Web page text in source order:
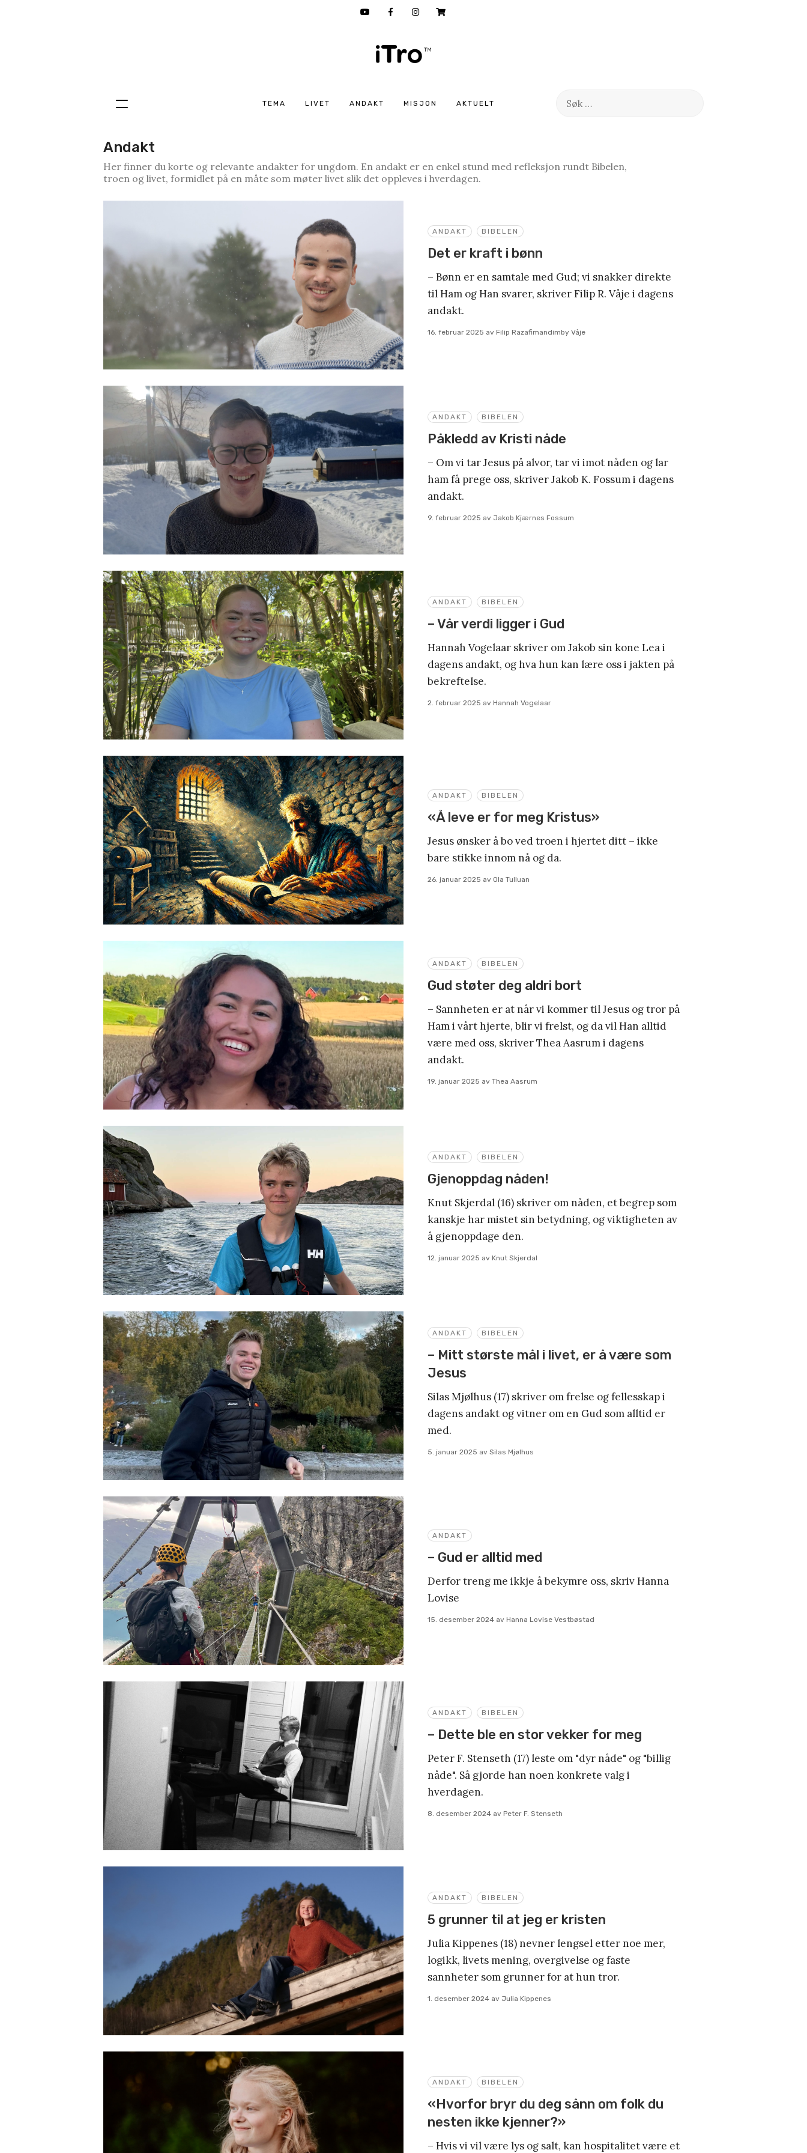
TEMA LIVET ANDAKT MISJON AKTUELT
Søk
Hopp
innhold
Andakt
Her finner du korte og relevante andakter for ungdom. En andakt er en enkel stund med refleksjon rundt Bibelen,
troen og livet, formidlet på en måte som møter livet slik det oppleves i hverdagen.
ANDAKT BIBELEN
Det er kraft i bønn
– Bønn er en samtale med Gud; vi snakker direkte
til Ham og Han svarer, skriver Filip R. Våje i dagens
andakt.
16. februar 2025 av Filip Razafimandimby Våje
ANDAKT BIBELEN
Påkledd av Kristi nåde
– Om vi tar Jesus på alvor, tar vi imot nåden og lar
ham få prege oss, skriver Jakob K. Fossum i dagens
andakt.
9. februar 2025 av Jakob Kjærnes Fossum
ANDAKT BIBELEN
– Vår verdi ligger i Gud
Hannah Vogelaar skriver om Jakob sin kone Lea i
dagens andakt, og hva hun kan lære oss i jakten på
bekreftelse.
2. februar 2025 av Hannah Vogelaar
ANDAKT BIBELEN
«Å leve er for meg Kristus»
Jesus ønsker å bo ved troen i hjertet ditt – ikke
bare stikke innom nå og da.
26. januar 2025 av Ola Tulluan
ANDAKT BIBELEN
Gud støter deg aldri bort
– Sannheten er at når vi kommer til Jesus og tror på
Ham i vårt hjerte, blir vi frelst, og da vil Han alltid
være med oss, skriver Thea Aasrum i dagens
andakt.
19. januar 2025 av Thea Aasrum
ANDAKT BIBELEN
Gjenoppdag nåden!
Knut Skjerdal (16) skriver om nåden, et begrep som
kanskje har mistet sin betydning, og viktigheten av
å gjenoppdage den.
12. januar 2025 av Knut Skjerdal
ANDAKT BIBELEN
– Mitt største mål i livet, er å være som
Jesus
Silas Mjølhus (17) skriver om frelse og fellesskap i
dagens andakt og vitner om en Gud som alltid er
med.
5. januar 2025 av Silas Mjølhus
ANDAKT
– Gud er alltid med
Derfor treng me ikkje å bekymre oss, skriv Hanna
Lovise
15. desember 2024 av Hanna Lovise Vestbøstad
ANDAKT BIBELEN
– Dette ble en stor vekker for meg
Peter F. Stenseth (17) leste om "dyr nåde" og "billig
nåde". Så gjorde han noen konkrete valg i
hverdagen.
8. desember 2024 av Peter F. Stenseth
ANDAKT BIBELEN
5 grunner til at jeg er kristen
Julia Kippenes (18) nevner lengsel etter noe mer,
logikk, livets mening, overgivelse og faste
sannheter som grunner for at hun tror.
1. desember 2024 av Julia Kippenes
ANDAKT BIBELEN
«Hvorfor bryr du deg sånn om folk du
nesten ikke kjenner?»
– Hvis vi vil være lys og salt, kan hospitalitet være et